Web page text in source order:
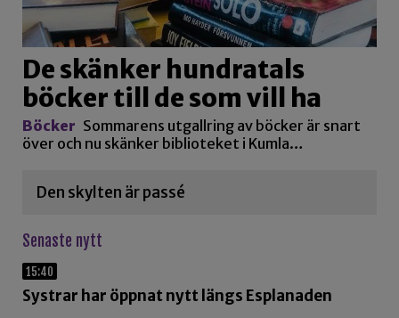
De skänker hundratals
böcker till de som vill ha
Böcker Sommarens utgallring av böcker är snart
över och nu skänker biblioteket i Kumla…
Den skylten är passé
Senaste nytt
15:40
Systrar har öppnat nytt längs Esplanaden